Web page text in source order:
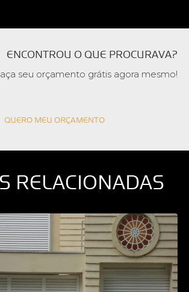
ENCONTROU O QUE PROCURAVA?
seu orçamento grátis agora mesmo!
QUERO MEU ORÇAMENTO
RELACIONADAS